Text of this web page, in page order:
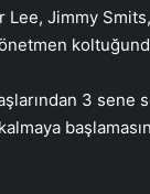
Jimmy
3 sene